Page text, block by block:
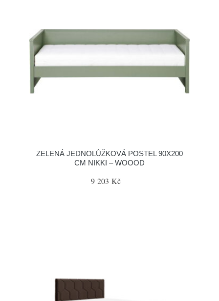
ZELENÁ JEDNOLŮŽKOVÁ POSTEL 90X200
CM NIKKI – WOOOD
9 203 Kč